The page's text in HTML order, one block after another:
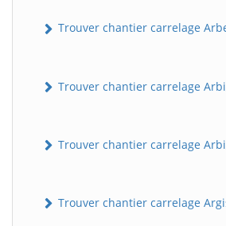
Trouver chantier carrelage
Trouver chantier carrelage
Trouver chantier carrelage
Trouver chantier carrelage